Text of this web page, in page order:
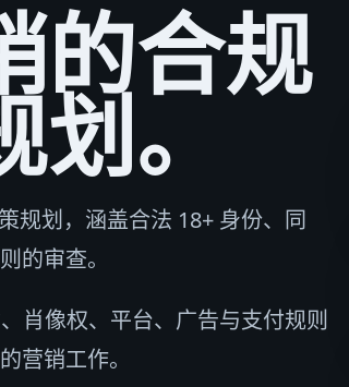
的合规
。
规划，涵盖合法 18+ 身份、同
的审查。
肖像权、平台、广告与支付规则
营销工作。